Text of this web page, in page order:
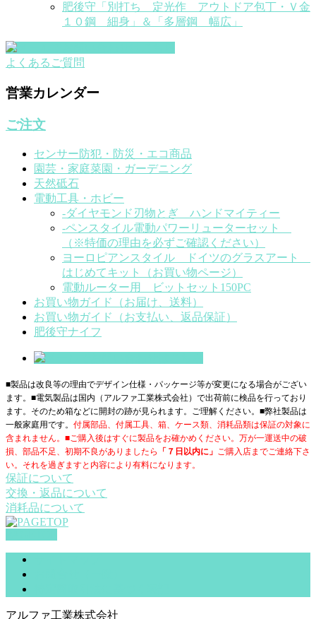
肥後守「別打ち 定光作 アウトドア包丁・Ｖ金
１０鋼 細身」＆「多層鋼 幅広」
よくあるご質問
営業カレンダー
ご注文
センサー防犯・防災・エコ商品
園芸・家庭菜園・ガーデニング
天然砥石
電動工具・ホビー
-ダイヤモンド刃物とぎ ハンドマイティー
-ペンスタイル電動パワーリューターセット
（※特価の理由を必ずご確認ください）
ヨーロピアンスタイル ドイツのグラスアート
はじめてキット（お買い物ページ）
電動ルーター用 ビットセット150PC
お買い物ガイド（お届け、送料）
お買い物ガイド（お支払い、返品保証）
肥後守ナイフ
■製品は改良等の理由でデザイン仕様・パッケージ等が変更になる場合がござい
ます。■電気製品は国内（アルファ工業株式会社）で出荷前に検品を行っており
ます。そのため箱などに開封の跡が見られます。ご理解ください。■弊社製品は
一般家庭用です。 付属部品、付属工具、箱、ケース類、消耗品類は保証の対象に
含まれません。■ご購入後はすぐに製品をお確かめください。万が一運送中の破
損、部品不足、初期不良がありましたら
「７日以内に」 ご購入店までご連絡下さ
い。それを過ぎますと内容により有料になります。
保証について
交換・返品について
消耗品について
アルファ工業株式会社